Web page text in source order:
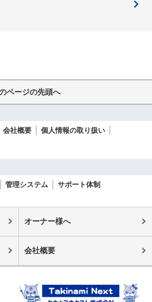
ページの先頭へ
会社概要
個人情報の取り扱い
管理システム サポート体制
オーナー様へ
会社概要